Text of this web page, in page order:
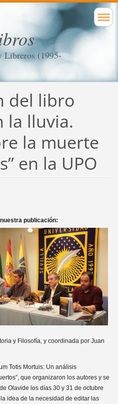
Libreros (1995-
del libro
la lluvia.
la muerte
en la UPO
publicación:
y Filosofía, y coordinada por Juan
Totis Mortuis: Un análisis
que organizaron los autores y se
Olavide los días 30 y 31 de octubre
idea de la necesidad de editar las